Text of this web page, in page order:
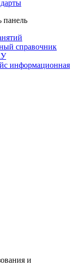
панель
справочник
информационная
и